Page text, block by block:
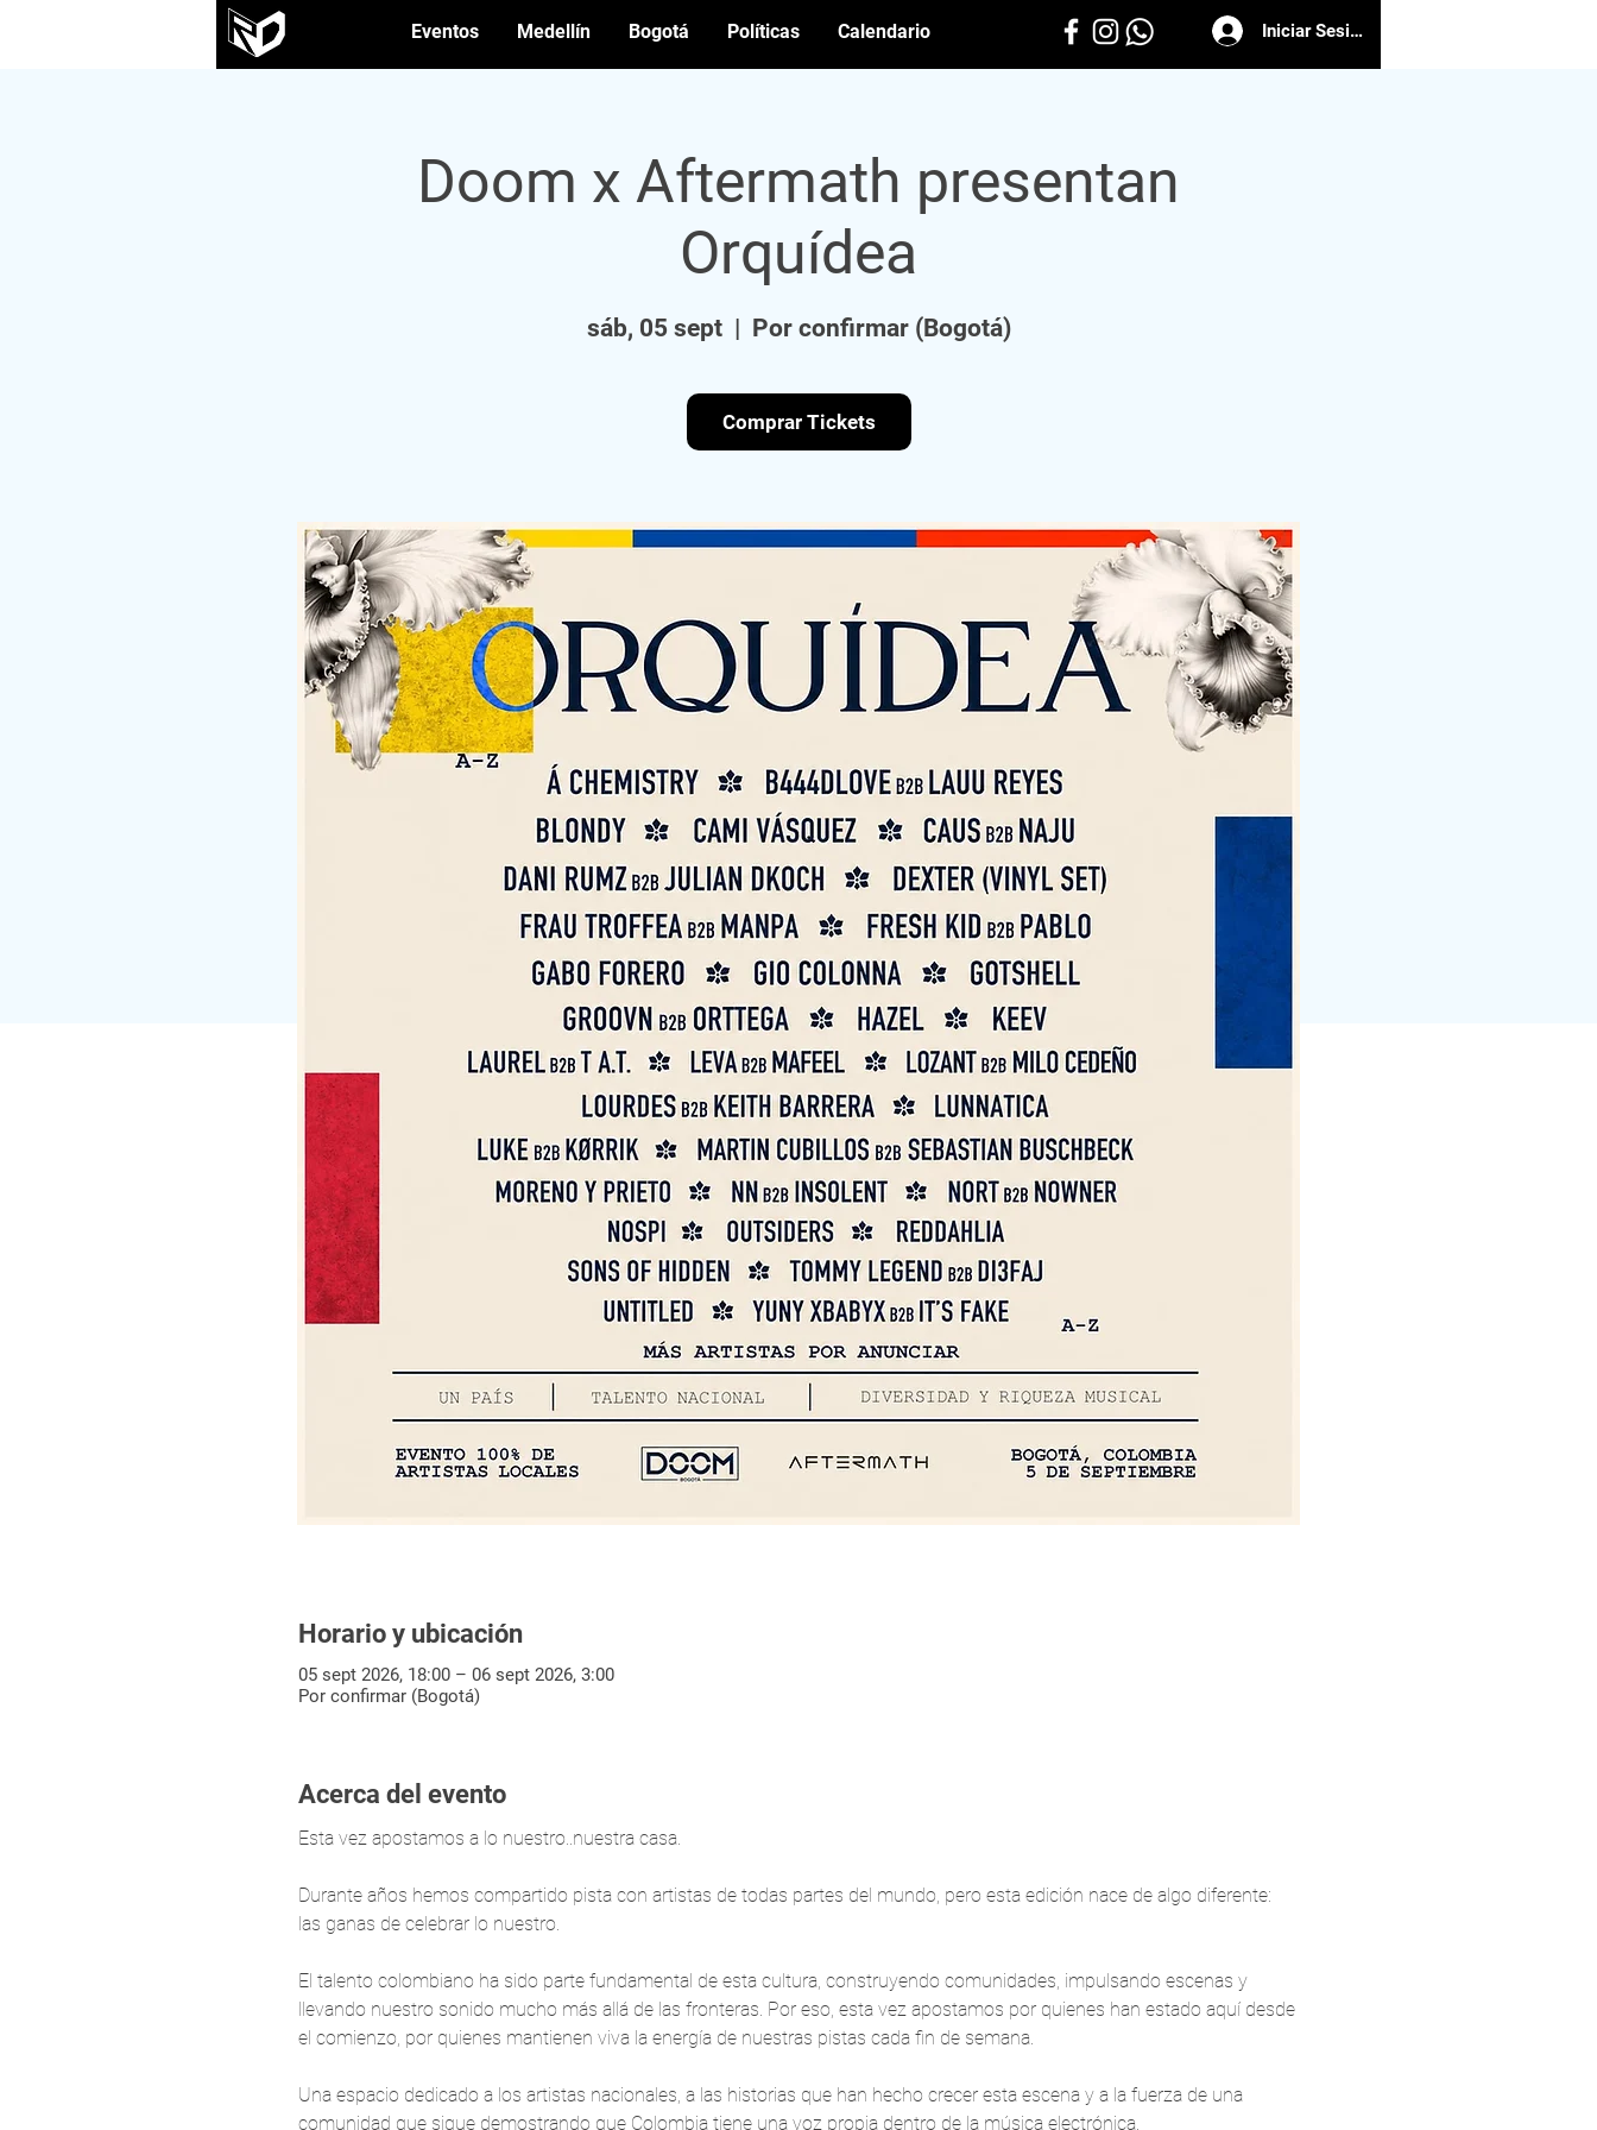
Eventos Medellín Bogotá Políticas Calendario Iniciar Sesión
Doom x Aftermath presentan
Orquídea
sáb, 05 sept
  |
Por confirmar (Bogotá)
Comprar Tickets
Horario y ubicación
05 sept 2026, 18:00 – 06 sept 2026, 3:00
Por confirmar (Bogotá)
Acerca del evento
Esta vez apostamos a lo nuestro..nuestra casa.
Durante años hemos compartido pista con artistas de todas partes del mundo, pero esta edición nace de algo diferente:
las ganas de celebrar lo nuestro.
El talento colombiano ha sido parte fundamental de esta cultura, construyendo comunidades, impulsando escenas y
llevando nuestro sonido mucho más allá de las fronteras. Por eso, esta vez apostamos por quienes han estado aquí desde
el comienzo, por quienes mantienen viva la energía de nuestras pistas cada fin de semana.
Una espacio dedicado a los artistas nacionales, a las historias que han hecho crecer esta escena y a la fuerza de una
comunidad que sigue demostrando que Colombia tiene una voz propia dentro de la música electrónica.